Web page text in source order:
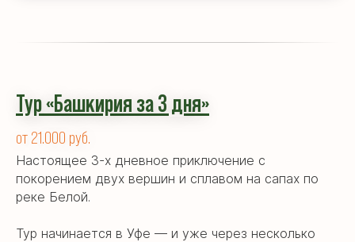
Тур «Башкирия за 3 дня»
от 21.000 руб.
Настоящее 3-х дневное приключение с
покорением двух вершин и сплавом на сапах по
реке Белой.
Тур начинается в Уфе — и уже через несколько